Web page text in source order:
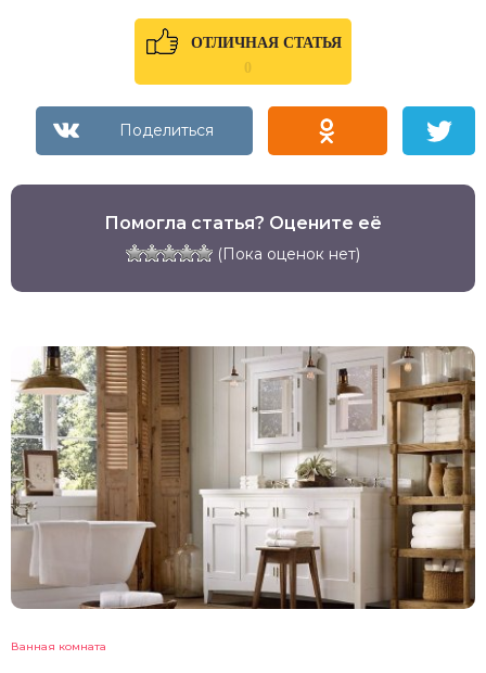
ОТЛИЧНАЯ СТАТЬЯ
0
Помогла статья? Оцените её
(Пока оценок нет)
Ванная комната